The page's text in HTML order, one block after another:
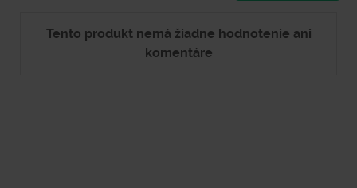
Tento produkt nemá žiadne hodnotenie ani
komentáre